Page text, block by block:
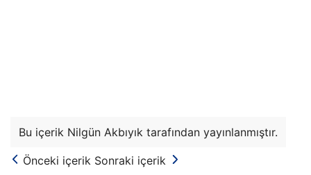
Bu içerik Nilgün Akbıyık tarafından yayınlanmıştır.
Önceki içerik Sonraki içerik